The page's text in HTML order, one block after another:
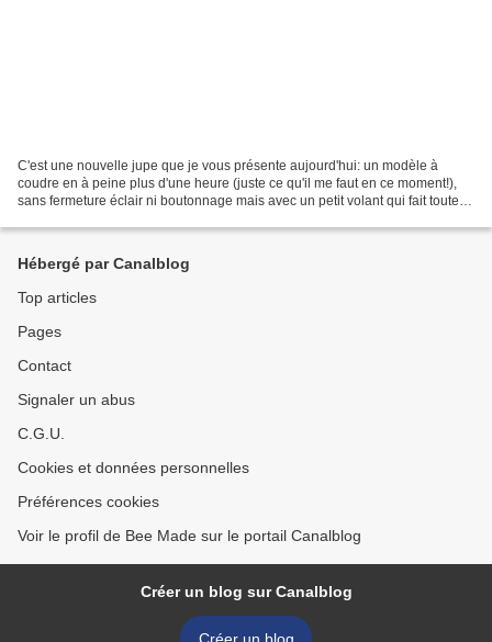
C'est une nouvelle jupe que je vous présente aujourd'hui: un modèle à
coudre en à peine plus d'une heure (juste ce qu'il me faut en ce moment!),
sans fermeture éclair ni boutonnage mais avec un petit volant qui fait toute
Hébergé par Canalblog
Top articles
Pages
Contact
Signaler un abus
C.G.U.
Cookies et données personnelles
Préférences cookies
Voir le profil de Bee Made sur le portail Canalblog
Créer un blog sur Canalblog